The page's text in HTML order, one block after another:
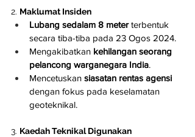
2. Maklumat Insiden
Lubang sedalam 8 meter terbentuk
secara tiba-tiba pada 23 Ogos 2024.
Mengakibatkan kehilangan seorang
pelancong warganegara India.
Mencetuskan siasatan rentas agensi
dengan fokus pada keselamatan
geoteknikal.
3. Kaedah Teknikal Digunakan